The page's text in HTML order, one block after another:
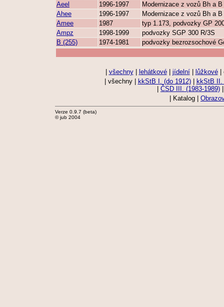
Aeel
1996-1997
Modernizace z vozů Bh a
Ahee
1996-1997
Modernizace z vozů Bh a
Amee
1987
typ 1.173, podvozky GP
Ampz
1998-1999
podvozky SGP 300 R/3S
B (255)
1974-1981 podvozky bezrozsochové
všechny| lehátkové| jídelní| lůžkové|
| všechny |
kkStB I. (do 1912)|
kkStB II.
ČSD III. (1983-1989)
| Katalog |
Verze 0.9.7 (beta)
© jub 2004